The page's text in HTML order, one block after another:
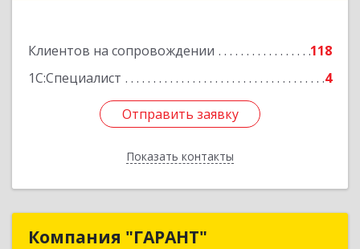
Клиентов на сопровождении
118
1С:Специалист
4
Отправить заявку
Показать контакты
Подробнее
Отправить заявку
Назад
Компания "ГАРАНТ"Компания "ГАРАНТ"